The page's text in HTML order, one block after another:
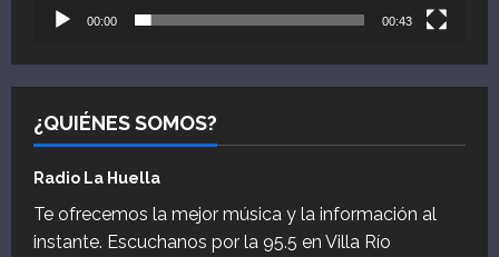
00:00 00:43
¿QUIÉNES SOMOS?
Radio La Huella
Te ofrecemos la mejor música y la información al
instante. Escuchanos por la 95.5 en Villa Río